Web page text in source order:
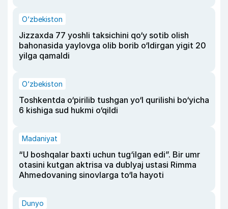
O‘zbekiston
Jizzaxda 77 yoshli taksichini qo‘y sotib olish
bahonasida yaylovga olib borib o‘ldirgan yigit 20
yilga qamaldi
O‘zbekiston
Toshkentda o‘pirilib tushgan yo‘l qurilishi bo‘yicha
6 kishiga sud hukmi o‘qildi
Madaniyat
“U boshqalar baxti uchun tug‘ilgan edi”. Bir umr
otasini kutgan aktrisa va dublyaj ustasi Rimma
Ahmedovaning sinovlarga to‘la hayoti
Dunyo